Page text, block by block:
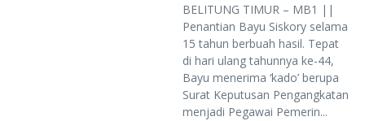
BELITUNG TIMUR – MB1 ||
Penantian Bayu Siskory selama
15 tahun berbuah hasil. Tepat
di hari ulang tahunnya ke-44,
Bayu menerima ‘kado’ berupa
Surat Keputusan Pengangkatan
menjadi Pegawai Pemerin...